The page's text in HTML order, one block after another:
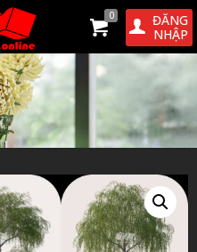
0
ĐĂNG
NHẬP